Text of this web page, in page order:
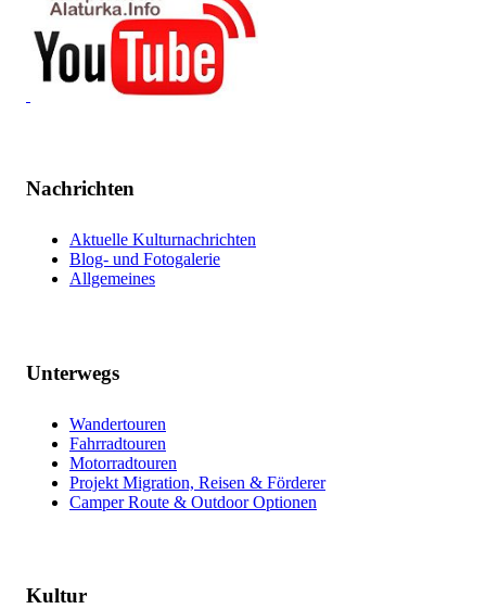
Nachrichten
Aktuelle Kulturnachrichten
Blog- und Fotogalerie
Allgemeines
Unterwegs
Wandertouren
Fahrradtouren
Motorradtouren
Projekt Migration, Reisen & Förderer
Camper Route & Outdoor Optionen
Kultur